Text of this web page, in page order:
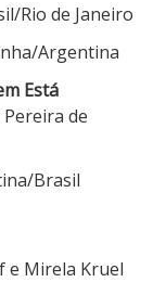
Rio de Janeiro
Argentina
Está
de
Brasil
e Mirela Kruel